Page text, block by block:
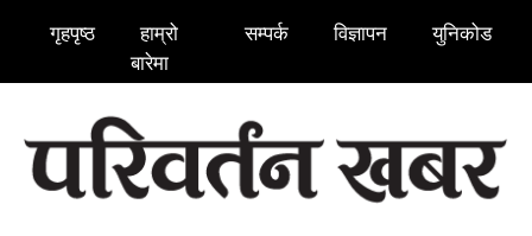
गृहपृष्ठ
हाम्रो
बारेमा
सम्पर्क विज्ञापन युनिकोड